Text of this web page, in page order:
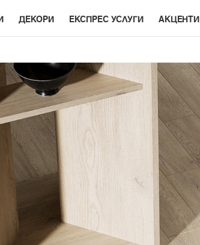
ДЕКОРИ ЕКСПРЕС УСЛУГИ АКЦЕНТИ